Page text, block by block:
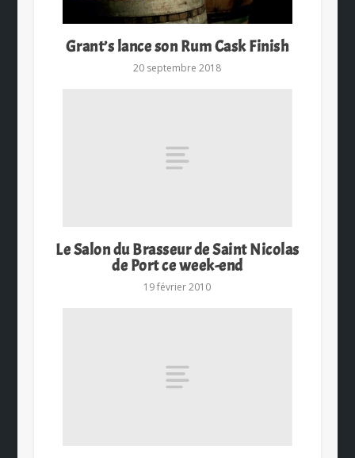
Grant’s lance son Rum Cask Finish
20 septembre 2018
Le Salon du Brasseur de Saint Nicolas
de Port ce week-end
19 février 2010